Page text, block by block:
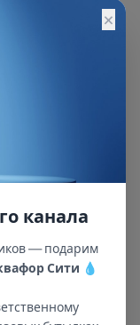
×
канала
— подарим
Сити 💧